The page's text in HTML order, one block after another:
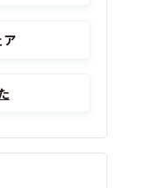
ア